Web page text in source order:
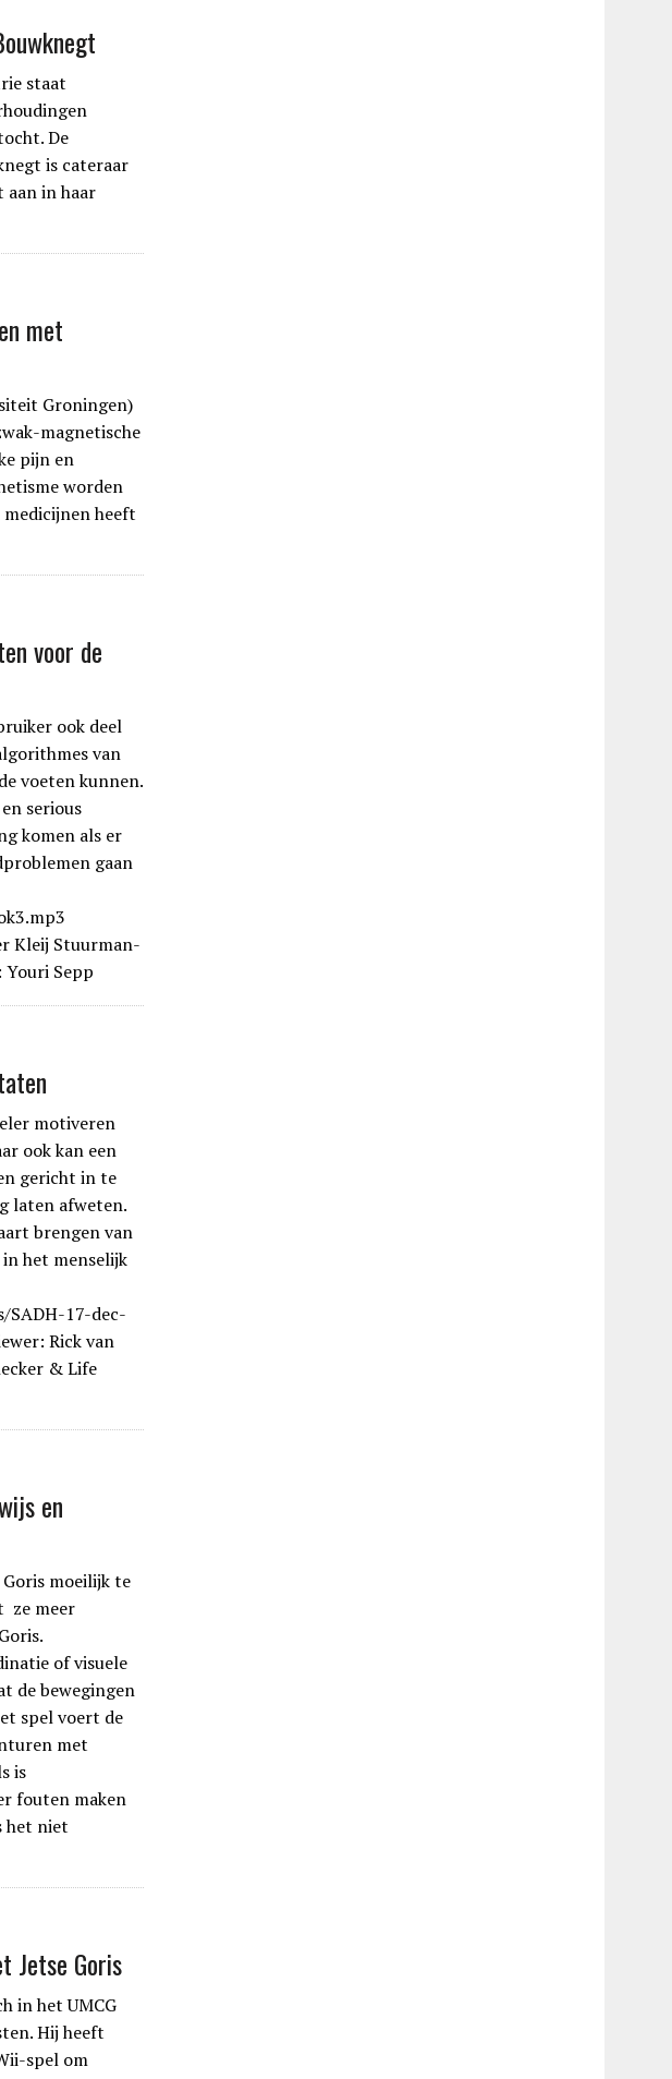
staat
De
is cateraar
aan in haar
met
Groningen)
magnetische
pijn en
worden
heeft
voor de
ook deel
van
voeten kunnen.
serious
komen als er
gaan
Kleij Stuurman-
Sepp
motiveren
ook kan een
gericht in te
laten afweten.
brengen van
het menselijk
17-dec-
Rick van
& Life
en
Goris moeilijk te
ze meer
of visuele
de bewegingen
spel voert de
met
is
fouten maken
het niet
Jetse Goris
in het UMCG
Hij heeft
spel om